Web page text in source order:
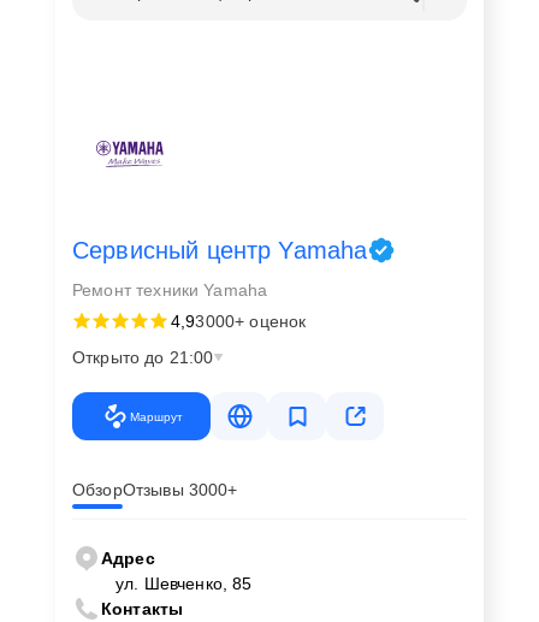
Сервисный центр Yamaha
Ремонт техники Yamaha
4,93000+ оценок
Открыто до 21:00
Маршрут
ОбзорОтзывы 3000+
Адрес
ул. Шевченко, 85
Контакты